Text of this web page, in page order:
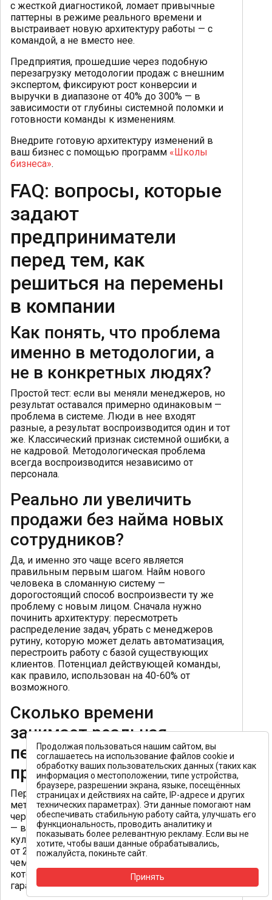
с жесткой диагностикой, ломает привычные
паттерны в режиме реального времени и
выстраивает новую архитектуру работы — с
командой, а не вместо нее.
Предприятия, прошедшие через подобную
перезагрузку методологии продаж с внешним
экспертом, фиксируют рост конверсии и
выручки в диапазоне от 40% до 300% — в
зависимости от глубины системной поломки и
готовности команды к изменениям.
Внедрите готовую архитектуру изменений в
ваш бизнес с помощью программ «Школы
бизнеса».
FAQ: вопросы, которые
задают
предприниматели
перед тем, как
решиться на перемены
в компании
Как понять, что проблема
именно в методологии, а
не в конкретных людях?
Простой тест: если вы меняли менеджеров, но
результат оставался примерно одинаковым —
проблема в системе. Люди в нее входят
разные, а результат воспроизводится один и тот
же. Классический признак системной ошибки, а
не кадровой. Методологическая проблема
всегда воспроизводится независимо от
персонала.
Реально ли увеличить
продажи без найма новых
сотрудников?
Да, и именно это чаще всего является
правильным первым шагом. Найм нового
человека в сломанную систему —
дорогостоящий способ воспроизвести ту же
проблему с новым лицом. Сначала нужно
починить архитектуру: пересмотреть
распределение задач, убрать с менеджеров
рутину, которую может делать автоматизация,
перестроить работу с базой существующих
клиентов. Потенциал действующей команды,
как правило, использован на 40-60% от
возможного.
Сколько времени
занимает реальная
перестройка отдела
продаж?
Первые измеримые результаты от изменения
методологии работы с клиентами фиксируются
через 3-6 недель. Полная перестройка системы
— воронки, мотивации, инструментов и
культуры работы с возражениями — занимает
от 2 до 4 месяцев. Это несопоставимо быстрее,
чем цикл найма-адаптации нового сотрудника,
который в среднем занимает 3-5 месяцев и не
гарантирует результата.
Продолжая пользоваться нашим сайтом, вы
соглашаетесь на использование файлов cookie и
обработку ваших пользовательских данных (таких как
информация о местоположении, типе устройства,
браузере, разрешении экрана, языке, посещённых
страницах и действиях на сайте, IP-адресе и других
технических параметрах). Эти данные помогают нам
обеспечивать стабильную работу сайта, улучшать его
функциональность, проводить аналитику и
показывать более релевантную рекламу. Если вы не
хотите, чтобы ваши данные обрабатывались,
пожалуйста, покиньте сайт.
Принять